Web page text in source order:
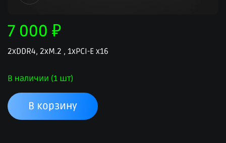
7 000 ₽
2xDDR4, 2xM.2 , 1xPCI-E x16
В наличии (1 шт)
В корзину